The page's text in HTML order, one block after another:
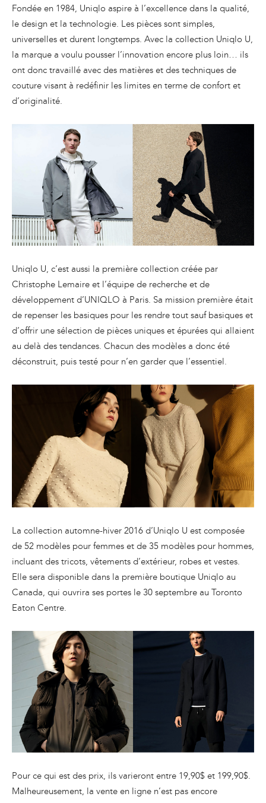
Fondée en 1984, Uniqlo aspire à l’excellence dans la qualité,
le design et la technologie. Les pièces sont simples,
universelles et durent longtemps. Avec la collection Uniqlo U,
la marque a voulu pousser l’innovation encore plus loin… ils
ont donc travaillé avec des matières et des techniques de
couture visant à redéfinir les limites en terme de confort et
d’originalité.
Uniqlo U, c’est aussi la première collection créée par
Christophe Lemaire et l’équipe de recherche et de
développement d’UNIQLO à Paris. Sa mission première était
de repenser les basiques pour les rendre tout sauf basiques et
d’offrir une sélection de pièces uniques et épurées qui allaient
au delà des tendances. Chacun des modèles a donc été
déconstruit, puis testé pour n’en garder que l’essentiel.
La collection automne-hiver 2016 d’Uniqlo U est composée
de 52 modèles pour femmes et de 35 modèles pour hommes,
incluant des tricots, vêtements d’extérieur, robes et vestes.
Elle sera disponible dans la première boutique Uniqlo au
Canada, qui ouvrira ses portes le 30 septembre au Toronto
Eaton Centre.
Pour ce qui est des prix, ils varieront entre 19,90$ et 199,90$.
Malheureusement, la vente en ligne n’est pas encore